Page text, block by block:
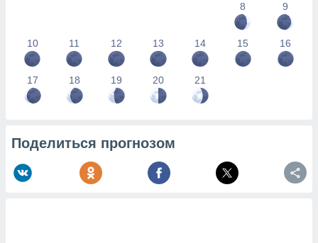
8
9
10 11 12 13 14 15 16
17 18 19 20 21
Поделиться прогнозом